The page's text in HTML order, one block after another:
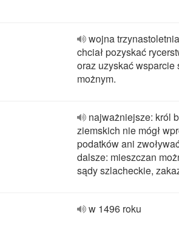
wojna
chciał pozyskać
oraz uzyskać
możnym.
najważniejsze: król
ziemskich nie mógł
podatków ani
dalsze: mieszczan
sądy szlacheckie,
w 1496 roku